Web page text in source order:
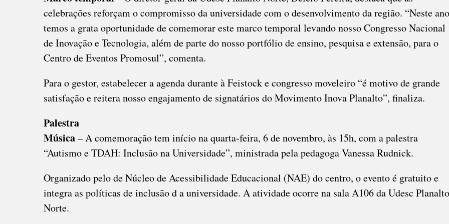
celebrações reforçam o compromisso da universidade com o desenvolvimento da região. “Neste
temos a grata oportunidade de comemorar este marco temporal levando nosso Congresso Nacional
de Inovação e Tecnologia, além de parte do nosso portfólio de ensino, pesquisa e extensão, para o
Centro de Eventos Promosul”, comenta.
Para o gestor, estabelecer a agenda durante à Feistock e congresso moveleiro “é motivo de grande
satisfação e reitera nosso engajamento de signatários do Movimento Inova Planalto”, finaliza.
Palestra
Música– A comemoração tem início na quarta-feira, 6 de novembro, às 15h, com a palestra
“Autismo e TDAH: Inclusão na Universidade”, ministrada pela pedagoga Vanessa Rudnick.
Organizado pelo de Núcleo de Acessibilidade Educacional (NAE) do centro, o evento é gratuito e
integra as políticas de inclusão d a universidade. A atividade ocorre na sala A106 da Udesc Planalto
Norte.